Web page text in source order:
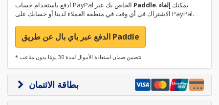
Paddle . يمكنك إلغاء
الاشتراك في أي وقت في منطقة العملاء لدينا أو حسابك على PayPal.
الدفع عبر باي بال عن طريق Paddle
* تتضمن ضمان استعادة الأموال لمدة 30 يومًا بدون متاعب.
بطاقة الائتمان